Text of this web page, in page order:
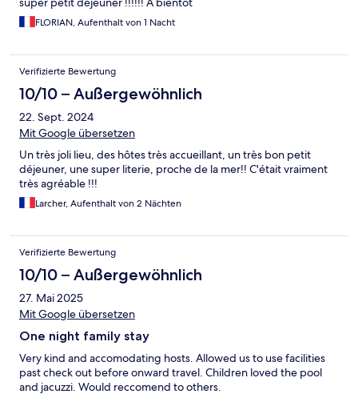
FLORIAN, Aufenthalt von 1 Nacht
Verifizierte Bewertung
10/10 – Außergewöhnlich
22. Sept. 2024
Mit Google übersetzen
Un très joli lieu, des hôtes très accueillant, un très bon petit
déjeuner, une super literie, proche de la mer!! C'était vraiment
très agréable !!!
Larcher, Aufenthalt von 2 Nächten
Verifizierte Bewertung
10/10 – Außergewöhnlich
27. Mai 2025
Mit Google übersetzen
One night family stay
Very kind and accomodating hosts. Allowed us to use facilities
past check out before onward travel. Children loved the pool
and jacuzzi. Would reccomend to others.